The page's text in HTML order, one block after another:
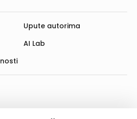
Upute autorima
AI Lab